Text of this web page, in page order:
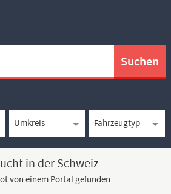
in der Schweiz
von einem Portal gefunden.